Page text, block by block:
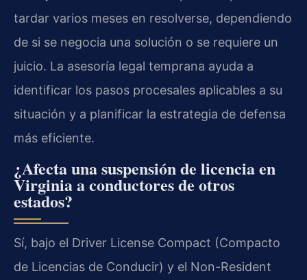
tardar varios meses en resolverse, dependiendo
de si se negocia una solución o se requiere un
juicio. La asesoría legal temprana ayuda a
identificar los pasos procesales aplicables a su
situación y a planificar la estrategia de defensa
más eficiente.
¿Afecta una suspensión de licencia en
Virginia a conductores de otros
estados?
Sí, bajo el Driver License Compact (Compacto
de Licencias de Conducir) y el Non-Resident